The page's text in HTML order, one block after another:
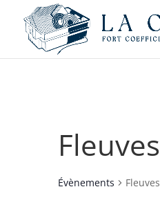
Fleuves
Évènements Fleuves